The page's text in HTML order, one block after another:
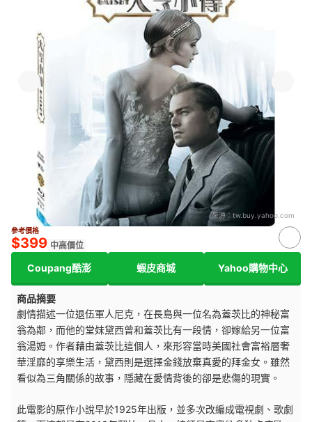
來源： tw.buy.yahoo.com
參考價格
$399 中高價位
Coupang酷澎 蝦皮商城 Yahoo購物中心
商品摘要
劇情描述一位退伍軍人尼克，在長島與一位名為蓋茨比的神秘富
翁為鄰，而他的堂妹黛西曾和蓋茨比有一段情，卻嫁給另一位富
翁湯姆。 作者藉由蓋茨比這個人，來形容當時美國社會富裕層奢
華淫靡的享樂生活，黛西則是選擇金錢放棄真愛的拜金女。 雖然
看似為三角關係的故事，隱藏在愛情背後的卻是悲傷的現實。
此電影的原作小說早於1925年出版，並多次改編成電視劇、歌劇